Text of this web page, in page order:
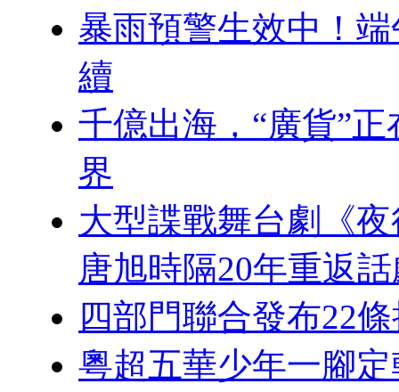
暴雨預警生效中！
續
千億出海，“廣貨”
界
大型諜戰舞台劇《
唐旭時隔20年重返
四部門聯合發布22
粵超五華少年一腳